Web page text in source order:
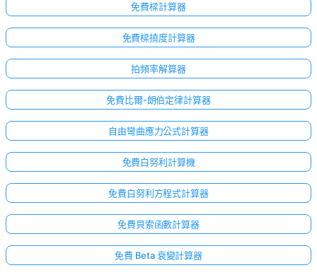
免費樑計算器
免費樑撓度計算器
拍頻率解算器
免費比爾-朗伯定律計算器
自由彎曲應力公式計算器
免費白努利計算機
免費白努利方程式計算器
免費貝索函數計算器
免費 Beta 衰變計算器